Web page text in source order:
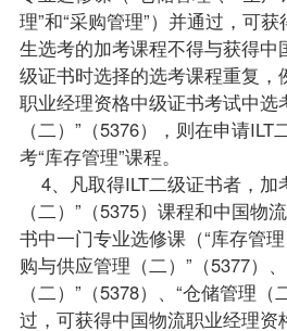
理”和“采购管理”）并通过，可
生选考的加考课程不得与获得中
级证书时选择的选考课程重复，
职业经理资格中级证书考试中选
（二）”（5376），则在申请
考“库存管理”课程。
4、凡取得ILT二级证书者，加
（二）”（5375）课程和中国物
书中一门专业选修课（“库存管
购与供应管理（二）”（5377）
（二）”（5378）、“仓储管理
过，可获得中国物流职业经理资